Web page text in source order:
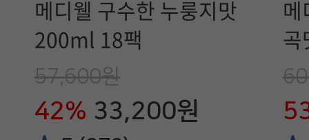
메디웰 구수한 누룽지맛
200ml 18팩
57,600원
42% 33,200원
메
곡